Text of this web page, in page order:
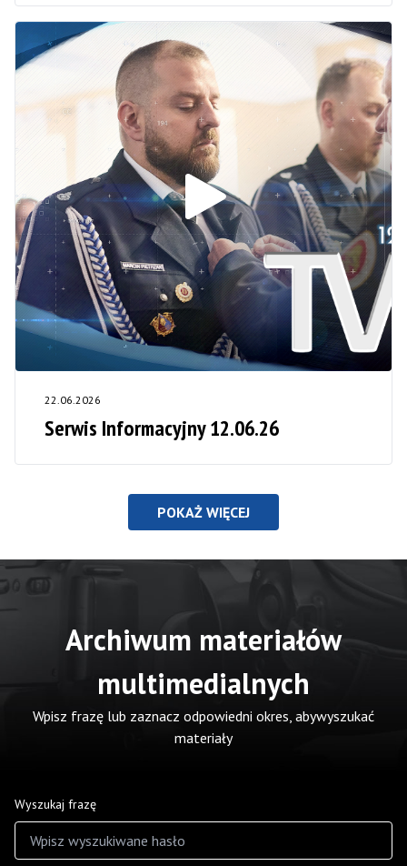
22.06.2026
Serwis Informacyjny 12.06.26
POKAŻ WIĘCEJ
Archiwum materiałów
multimedialnych
Wpisz frazę lub zaznacz odpowiedni okres, abywyszukać
materiały
Wyszukaj frazę